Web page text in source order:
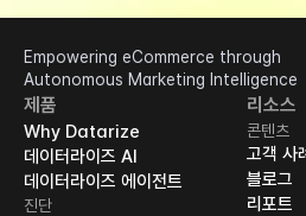
Empowering eCommerce through
Autonomous Marketing Intelligence
제품
Why Datarize
데이터라이즈 AI
데이터라이즈 에이전트
진단
리소스
콘텐츠
고객 사
블로그
리포트